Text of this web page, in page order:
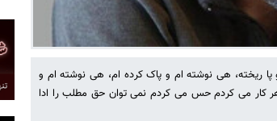
ریخته، هی نوشته ام و پاک کرده ام، هی نوشته ام و
هر کار می کردم حس می کردم نمی توان حق مطلب را ادا